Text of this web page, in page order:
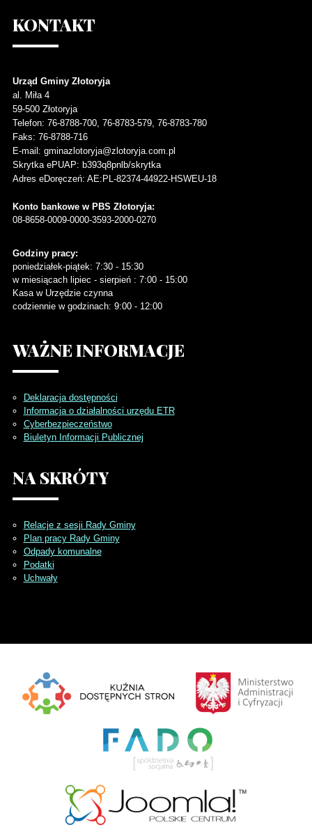
KONTAKT
Urząd Gminy Złotoryja
al. Miła 4
59-500 Złotoryja
Telefon: 76-8788-700, 76-8783-579, 76-8783-780
Faks: 76-8788-716
E-mail: gminazlotoryja@zlotoryja.com.pl
Skrytka ePUAP: b393q8pnlb/skrytka
Adres eDoręczeń: AE:PL-82374-44922-HSWEU-18
Konto bankowe w PBS Złotoryja:
08-8658-0009-0000-3593-2000-0270
Godziny pracy:
poniedziałek-piątek: 7:30 - 15:30
w miesiącach lipiec - sierpień : 7:00 - 15:00
Kasa w Urzędzie czynna
codziennie w godzinach: 9:00 - 12:00
WAŻNEINFORMACJE
Deklaracja dostępności
Informacja o działalności urzędu ETR
Cyberbezpieczeństwo
Biuletyn Informacji Publicznej
NA SKRÓTY
Relacje z sesji Rady Gminy
Plan pracy Rady Gminy
Odpady komunalne
Podatki
Uchwały